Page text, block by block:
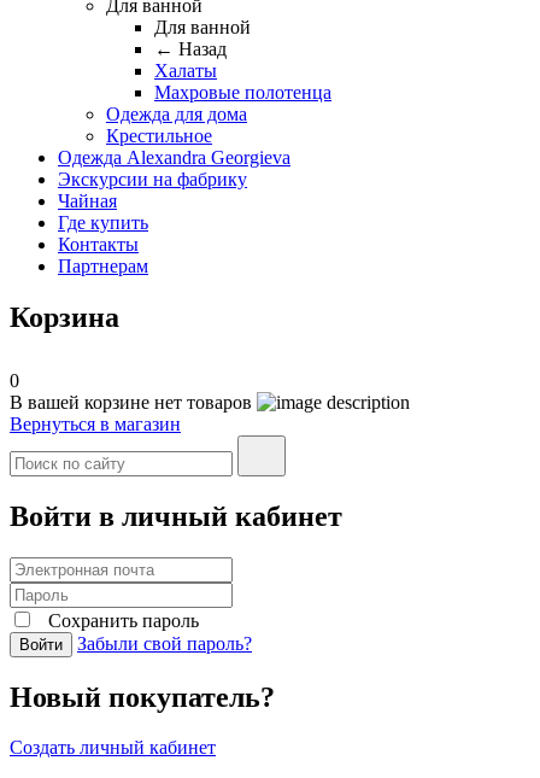
Для ванной
Для ванной
← Назад
Халаты
Махровые полотенца
Одежда для дома
Крестильное
Одежда Alexandra Georgieva
Экскурсии на фабрику
Чайная
Где купить
Контакты
Партнерам
Корзина
0
В вашей корзине нет товаров
Вернуться в магазин
Войти в личный кабинет
Сохранить пароль
Войти Забыли свой пароль?
Новый покупатель?
Создать личный кабинет